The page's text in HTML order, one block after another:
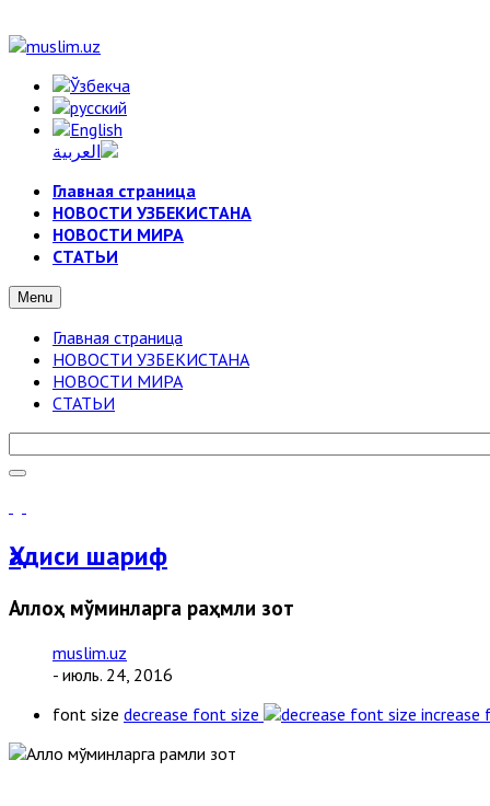
Главная страница
НОВОСТИ УЗБЕКИСТАНА
НОВОСТИ МИРА
СТАТЬИ
Menu
Главная страница
НОВОСТИ УЗБЕКИСТАНА
НОВОСТИ МИРА
СТАТЬИ
Ҳадиси шариф
Аллоҳ мўминларга раҳмли зот
muslim.uz
- июль. 24, 2016
font size decrease font size increase